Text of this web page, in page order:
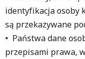
identyfikacja osoby
są przekazywane
• Państwa dane
przepisami prawa,